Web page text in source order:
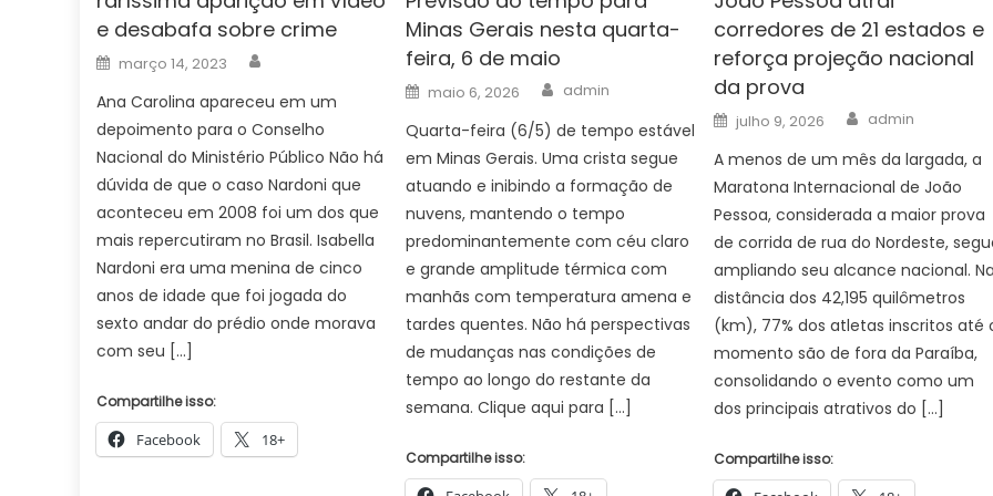
e desabafa sobre crime
Posted
on
março 14, 2023
Ana Carolina apareceu em um
depoimento para o Conselho
Nacional do Ministério Público Não há
dúvida de que o caso Nardoni que
aconteceu em 2008 foi um dos que
mais repercutiram no Brasil. Isabella
Nardoni era uma menina de cinco
anos de idade que foi jogada do
sexto andar do prédio onde morava
com seu […]
Compartilhe isso:
Facebook 18+
Minas Gerais nesta quarta-
feira, 6 de maio
Posted
on
maio 6, 2026 Author
admin
Quarta-feira (6/5) de tempo estável
em Minas Gerais. Uma crista segue
atuando e inibindo a formação de
nuvens, mantendo o tempo
predominantemente com céu claro
e grande amplitude térmica com
manhãs com temperatura amena e
tardes quentes. Não há perspectivas
de mudanças nas condições de
tempo ao longo do restante da
semana. Clique aqui para […]
Compartilhe isso:
corredores de 21 estados e
reforça projeção nacional
da prova
Posted
on
julho 9, 2026 Author
admin
A menos de um mês da largada, a
Maratona Internacional de João
Pessoa, considerada a maior prova
de corrida de rua do Nordeste,
ampliando seu alcance nacional. Na
distância dos 42,195 quilômetros
(km), 77% dos atletas inscritos até
momento são de fora da Paraíba,
consolidando o evento como um
dos principais atrativos do […]
Compartilhe isso: